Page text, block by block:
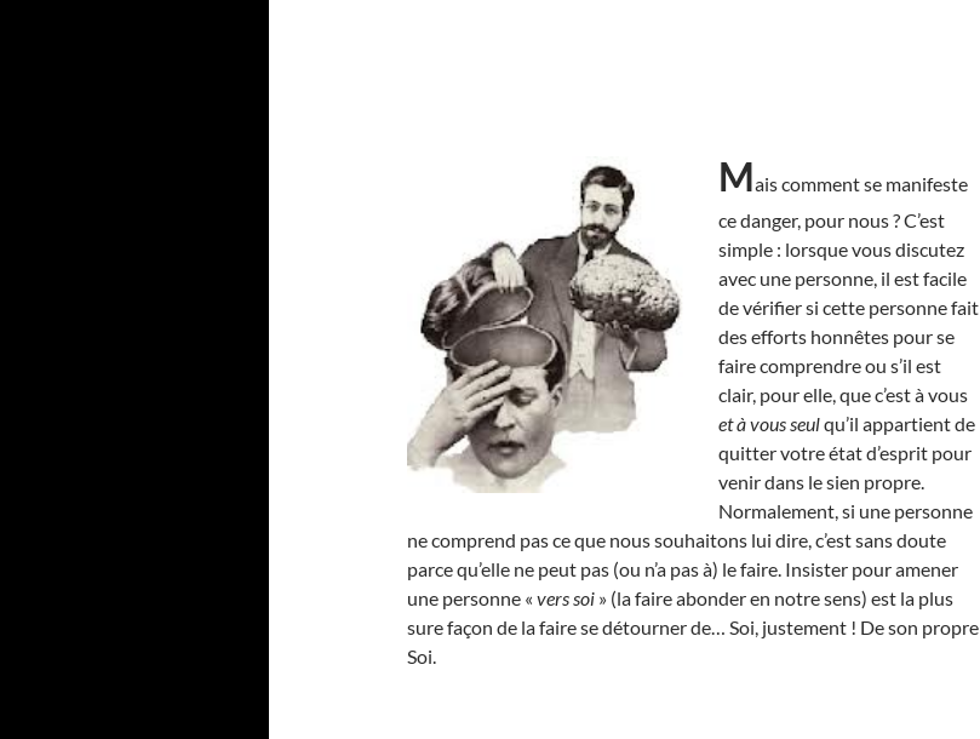
Mais comment se manifeste
ce danger, pour nous ? C’est
simple : lorsque vous discutez
avec une personne, il est facile
de vérifier si cette personne fait
des efforts honnêtes pour se
faire comprendre ou s’il est
clair, pour elle, que c’est à vous
et à vous seulqu’il appartient de
quitter votre état d’esprit pour
venir dans le sien propre.
Normalement, si une personne
ne comprend pas ce que nous souhaitons lui dire, c’est sans doute
parce qu’elle ne peut pas (ou n’a pas à) le faire. Insister pour amener
une personne « vers soi » (la faire abonder en notre sens) est la plus
sure façon de la faire se détourner de… Soi, justement ! De son propre
Soi.